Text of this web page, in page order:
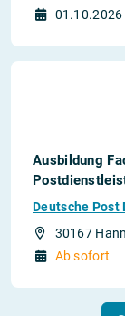
01.10.2026
Ausbildung
Deutsche Post
30167
Ab sofort